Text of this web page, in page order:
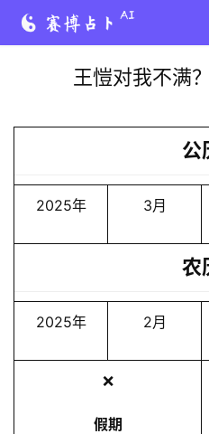
王愷对我不满
公
2025年 3月
农
2025年 2月
❌
假期